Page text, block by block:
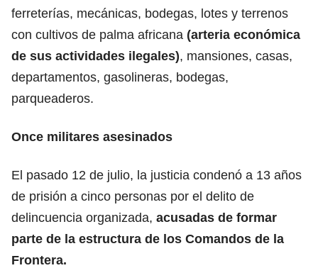
ferreterías, mecánicas, bodegas, lotes y terrenos
con cultivos de palma africana (arteria económica
de sus actividades ilegales), mansiones, casas,
departamentos, gasolineras, bodegas,
parqueaderos.
Once militares asesinados
El pasado 12 de julio, la justicia condenó a 13 años
de prisión a cinco personas por el delito de
delincuencia organizada, acusadas de formar
parte de la estructura de los Comandos de la
Frontera.